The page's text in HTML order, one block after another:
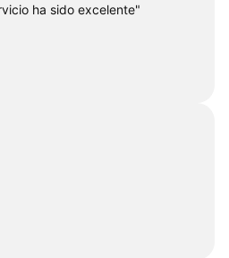
ha sido excelente"